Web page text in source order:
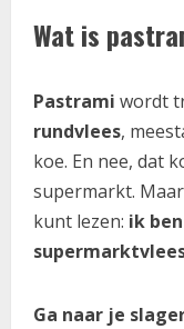
Wat is
Pastrami wordt
rundvlees,
koe. En nee, dat
supermarkt.
kunt lezen: ik
Ga naar je